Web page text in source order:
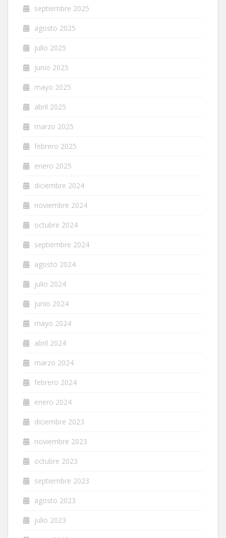
septiembre 2025
agosto 2025
julio 2025
junio 2025
mayo 2025
abril 2025
marzo 2025
febrero 2025
enero 2025
diciembre 2024
noviembre 2024
octubre 2024
septiembre 2024
agosto 2024
julio 2024
junio 2024
mayo 2024
abril 2024
marzo 2024
febrero 2024
enero 2024
diciembre 2023
noviembre 2023
octubre 2023
septiembre 2023
agosto 2023
julio 2023